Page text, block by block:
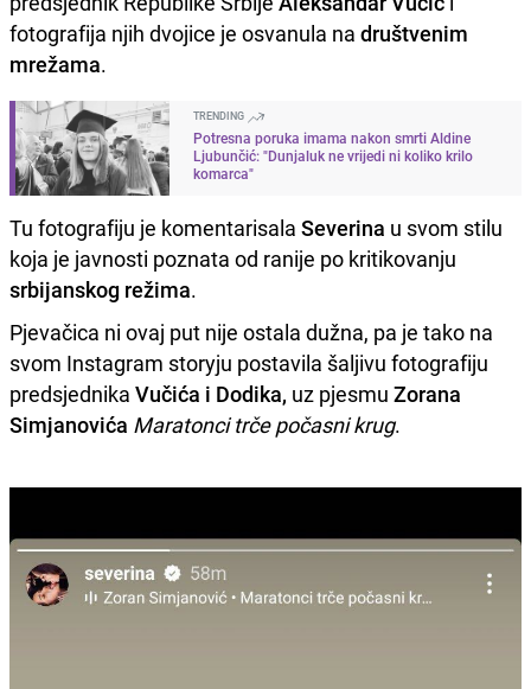
fotografija njih dvojice je osvanula na društvenim
mrežama.
TRENDING
Potresna poruka imama nakon smrti Aldine
Ljubunčić: "Dunjaluk ne vrijedi ni koliko krilo
komarca"
Tu fotografiju je komentarisala Severina u svom stilu
koja je javnosti poznata od ranije po kritikovanju
srbijanskog režima.
Pjevačica ni ovaj put nije ostala dužna, pa je tako na
svom Instagram storyju postavila šaljivu fotografiju
predsjednika Vučića i Dodika, uz pjesmu Zorana
Simjanovića Maratonci trče počasni krug.